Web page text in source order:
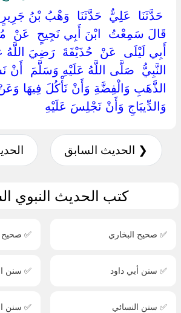
‏حَدَّثَنَا ‏ ‏عَلِيٌّ ‏ ‏حَدَّثَنَا ‏ ‏وَهْبُ بْنُ جَرِيرٍ
‏قَالَ سَمِعْتُ ‏ ‏ابْنَ أَبِي نَجِيحٍ ‏ ‏عَنْ
أَبِي لَيْلَى ‏ ‏عَنْ ‏ ‏حُذَيْفَةَ ‏ ‏رَضِيَ اللَّهُ
النَّبِيُّ ‏ ‏صَلَّى اللَّهُ عَلَيْهِ وَسَلَّمَ ‏ ‏أَنْ
الذَّهَبِ وَالْفِضَّةِ وَأَنْ نَأْكُلَ فِيهَا
وَالدِّيبَاجِ وَأَنْ نَجْلِسَ عَلَيْهِ ‏
❮ الحديث السابق
كتب الحديث النبوي
✅ صحيح البخاري ✅
✅ سنن أبي داود ✅ سنن
✅ سنن النسائي ✅ سنن